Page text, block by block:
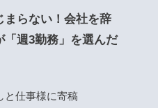
まらない！会社を辞
週3勤務」を選んだ
と仕事様に寄稿